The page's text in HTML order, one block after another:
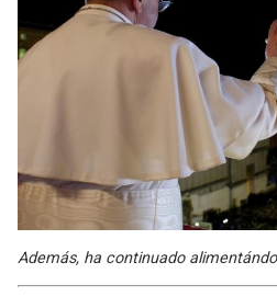
Además, ha continuado